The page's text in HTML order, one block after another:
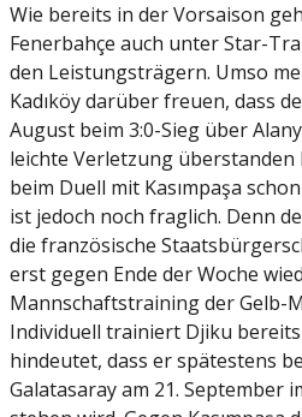
Wie bereits in der Vorsaison
Fenerbahçe auch unter Star-
den Leistungsträgern. Umso
Kadıköy darüber freuen, dass
August beim 3:0-Sieg über
leichte Verletzung überstanden
beim Duell mit Kasımpaşa
ist jedoch noch fraglich. Denn
die französische
erst gegen Ende der Woche
Mannschaftstraining der Gelb-
Individuell trainiert Djiku
hindeutet, dass er spätestens
Galatasaray am 21. September